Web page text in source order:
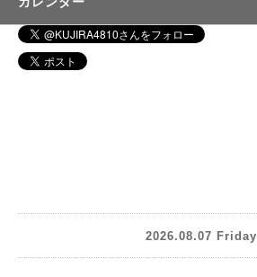
2026.08.07 Friday